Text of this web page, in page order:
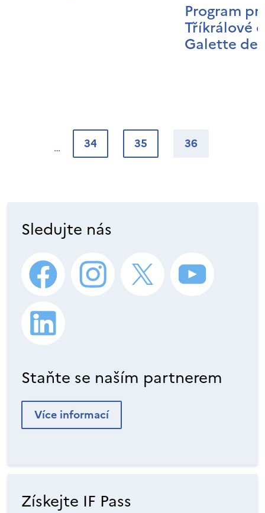
Program
Tříkrálové
Galette
34 35 36
Sledujte nás
Staňte se naším partnerem
Více informací
Získejte IF Pass